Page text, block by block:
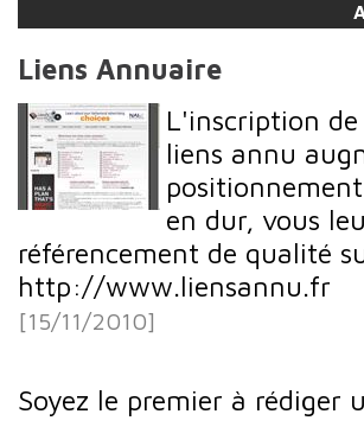
Liens Annuaire
L'inscription
liens annu
en dur, vous
référencement de qualité
http://www.liensannu.fr
[15/11/2010]
Soyez le premier à rédiger